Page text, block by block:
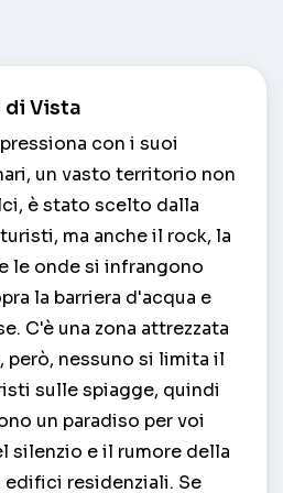
di Vista
con i suoi
un vasto territorio non
è stato scelto dalla
ma anche il rock, la
le onde si infrangono
la barriera d'acqua e
C'è una zona attrezzata
però, nessuno si limita il
sulle spiagge, quindi
un paradiso per voi
silenzio e il rumore della
residenziali. Se